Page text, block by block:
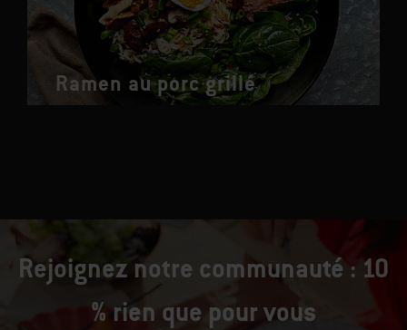
Ramen au porc grillé
Rejoignez notre communauté : 10
% rien que pour vous